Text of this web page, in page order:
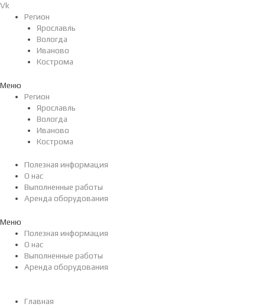
Перейти
содержимому
Vk
Регион
Ярославль
Вологда
Иваново
Кострома
Меню
Регион
Ярославль
Вологда
Иваново
Кострома
Полезная информация
О нас
Выполненные работы
Аренда оборудования
Меню
Полезная информация
О нас
Выполненные работы
Аренда оборудования
Главная